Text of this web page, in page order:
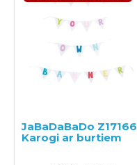
JaBaDaBaDo Z17166
Karogi ar burtiem